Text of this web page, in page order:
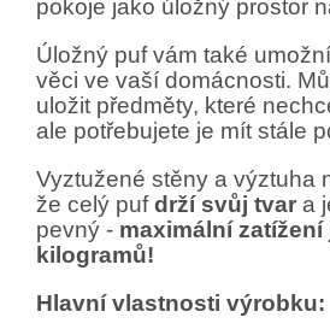
pokoje jako úložný prostor
Úložný puf vám také
věci ve vaší domácnosti.
uložit předměty, které
ale potřebujete je mít stále
Vyztužené stěny a výztuha
že celý pufdrží svůj tvar a
pevný - maximální zatížení
kilogramů!
Hlavní vlastnosti výrobku: